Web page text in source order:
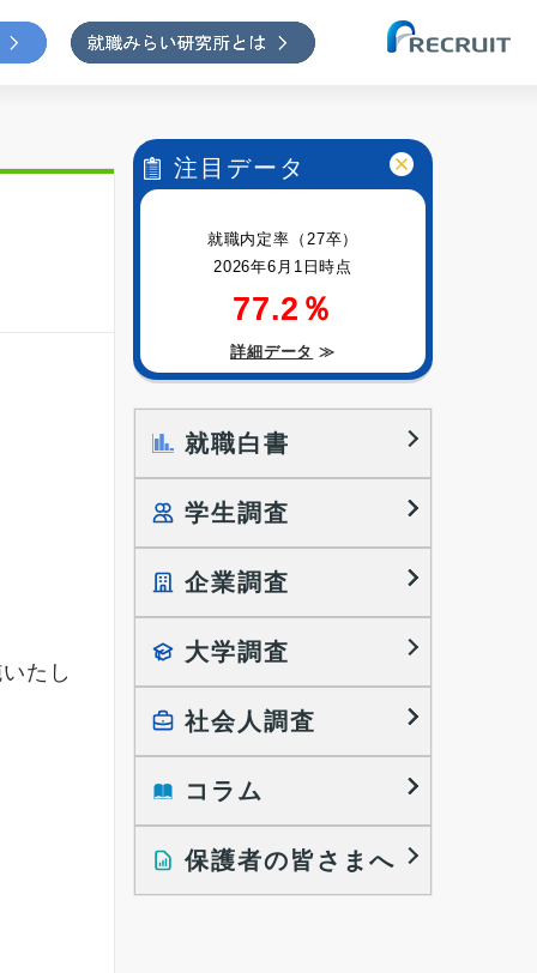
たし
注目データ
就職内定率（27卒）
2026年6月1日時点
77.2％
詳細データ ≫
就職白書
学生調査
就職プロセス調査
働きたい組織の特徴
大学生の地域間移動レポート
就職活動に関するレポート
企業調査
採用に関する調査
大学調査
社会人調査
就職活動と入社後の就業
コラム
インタビュー記事
保護者の皆さまへ